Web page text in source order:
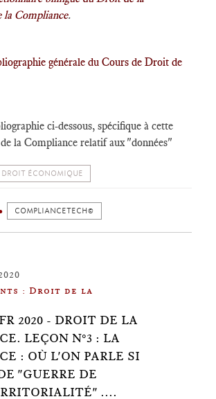
la Compliance.
générale du Cours de Droit de
ci-dessous, spécifique à cette
la Compliance relatif aux "données"
ÉCONOMIQUE
COMPLIANCETECH©
: Droit de la
2020 - DROIT DE LA
LEÇON N°3 : LA
: OÙ L'ON PARLE SI
"GUERRE DE
....